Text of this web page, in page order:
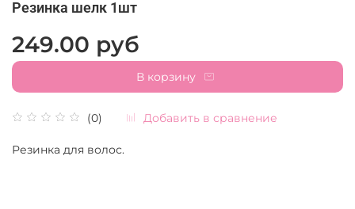
Резинка шелк 1шт
(0) Добавить в сравнение
249.00 руб
В корзину
Резинка для волос.